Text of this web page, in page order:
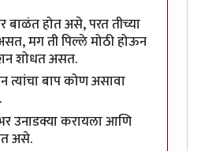
बाळंत होत असे, परत तीच्या
मग ती पिल्ले मोठी होऊन
शोधत असत.
त्यांचा बाप कोण असावा
उनाडक्या करायला आणि
असे.